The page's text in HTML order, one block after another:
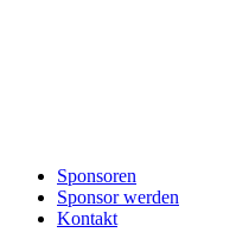
Sponsoren
Sponsor werden
Kontakt